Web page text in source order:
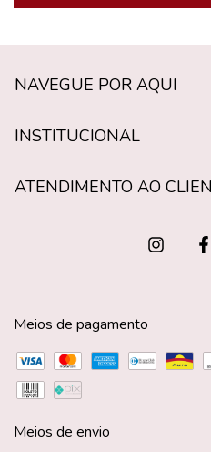
NAVEGUE POR AQUI
INSTITUCIONAL
ATENDIMENTO AO
Meios de pagamento
Meios de envio